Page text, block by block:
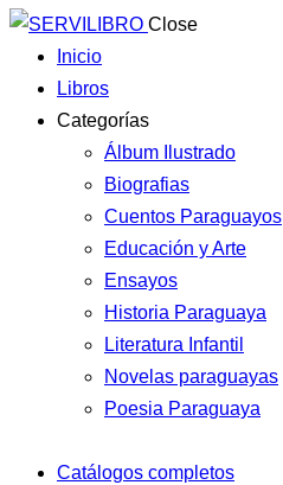
Close
Inicio
Libros
Categorías
Álbum Ilustrado
Biografias
Cuentos Paraguayos
Educación y Arte
Ensayos
Historia Paraguaya
Literatura Infantil
Novelas paraguayas
Poesia Paraguaya
Catálogos completos